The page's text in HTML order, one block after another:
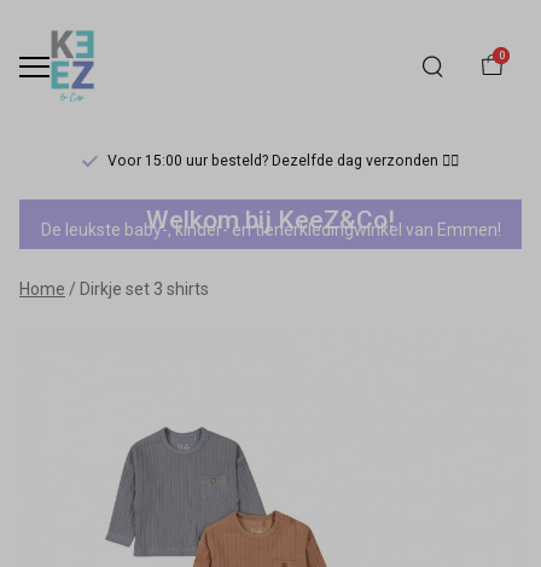
0
Voor 15:00 uur besteld? Dezelfde dag verzonden 🏃‍♀️
Dirkje
set
3
Keez&Co
Welkom bij KeeZ&Co!
De leukste baby-, kinder- en tienerkledingwinkel van Emmen!
Home Dirkje set 3 shirts